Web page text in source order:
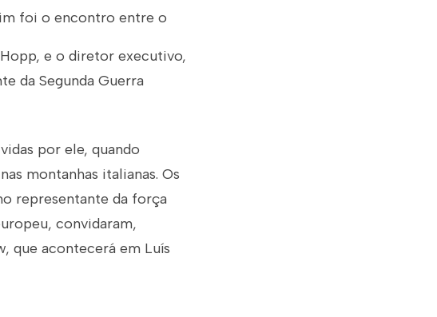
foi o encontro entre o
e o diretor executivo,
da Segunda Guerra
por ele, quando
montanhas italianas. Os
representante da força
convidaram,
que acontecerá em Luís